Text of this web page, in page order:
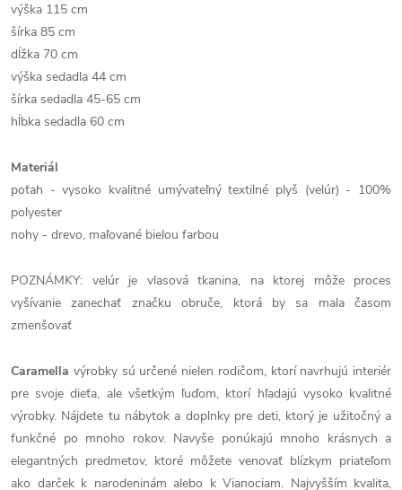
výška 115 cm
šírka 85 cm
dĺžka 70 cm
výška sedadla 44 cm
šírka sedadla 45-65 cm
hĺbka sedadla 60 cm
Materiál
poťah - vysoko kvalitné umývateľný textilné plyš (velúr) - 100%
polyester
nohy - drevo, maľované bielou farbou
POZNÁMKY: velúr je vlasová tkanina, na ktorej môže proces
vyšívanie zanechať značku obruče, ktorá by sa mala časom
zmenšovať
Caramella výrobky sú určené nielen rodičom, ktorí navrhujú interiér
pre svoje dieťa, ale všetkým ľuďom, ktorí hľadajú vysoko kvalitné
výrobky. Nájdete tu nábytok a doplnky pre deti, ktorý je užitočný a
funkčné po mnoho rokov. Navyše ponúkajú mnoho krásnych a
elegantných predmetov, ktoré môžete venovať blízkym priateľom
ako darček k narodeninám alebo k Vianociam. Najvyšším kvalita,